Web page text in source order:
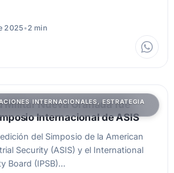
2025• 2 min
INTERNACIONALES, ESTRATEGIA
Militar Nueva Granada fue
Internacional de ASIS
del Simposio de la American
Security (ASIS) y el International
Board (IPSB)…